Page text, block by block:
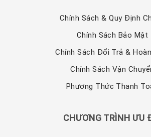
Chính Sách & Quy Định
Chính Sách Bảo Mật
Chính Sách Đổi Trả &
Chính Sách Vận
Phương Thức Thanh
CHƯƠNG TRÌNH ƯU